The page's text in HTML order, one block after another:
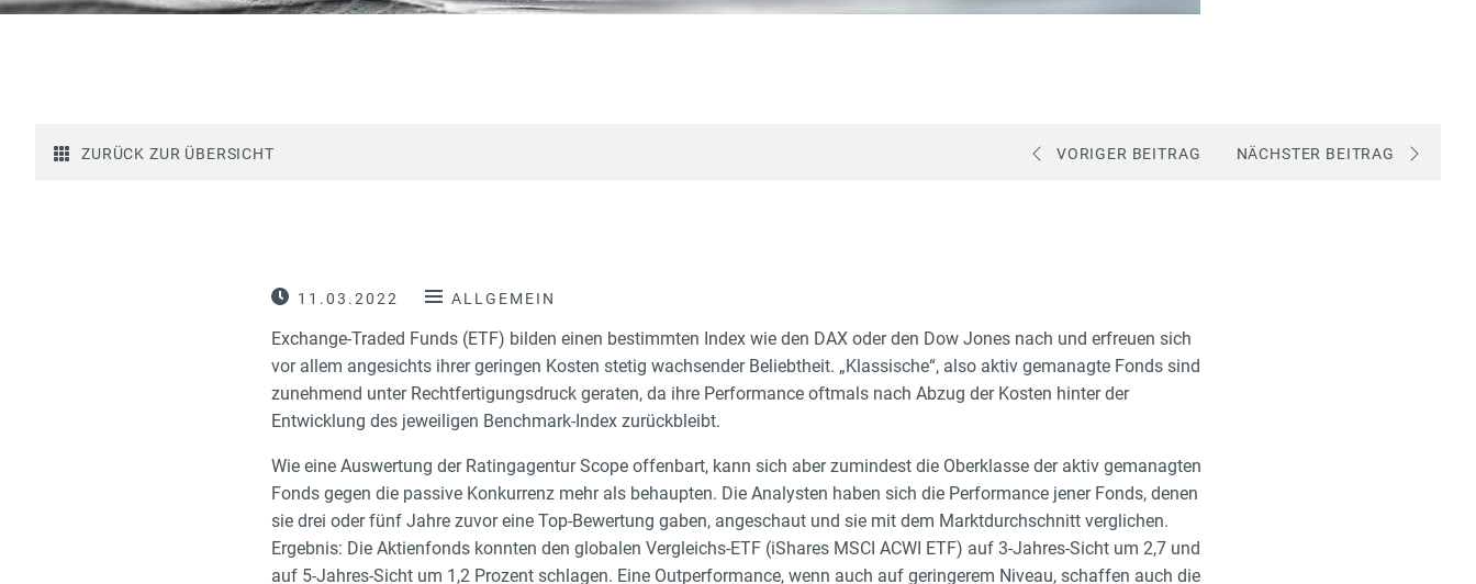
ZURÜCK ZUR ÜBERSICHT VORIGER BEITRAG NÄCHSTER BEITRAG
11.03.2022 ALLGEMEIN
Exchange-Traded Funds (ETF) bilden einen bestimmten Index wie den DAX oder den Dow Jones nach und erfreuen sich
vor allem angesichts ihrer geringen Kosten stetig wachsender Beliebtheit. „Klassische“, also aktiv gemanagte Fonds sind
zunehmend unter Rechtfertigungsdruck geraten, da ihre Performance oftmals nach Abzug der Kosten hinter der
Entwicklung des jeweiligen Benchmark-Index zurückbleibt.
Wie eine Auswertung der Ratingagentur Scope offenbart, kann sich aber zumindest die Oberklasse der aktiv gemanagten
Fonds gegen die passive Konkurrenz mehr als behaupten. Die Analysten haben sich die Performance jener Fonds, denen
sie drei oder fünf Jahre zuvor eine Top-Bewertung gaben, angeschaut und sie mit dem Marktdurchschnitt verglichen.
Ergebnis: Die Aktienfonds konnten den globalen Vergleichs-ETF (iShares MSCI ACWI ETF) auf 3-Jahres-Sicht um 2,7 und
auf 5-Jahres-Sicht um 1,2 Prozent schlagen. Eine Outperformance, wenn auch auf geringerem Niveau, schaffen auch die